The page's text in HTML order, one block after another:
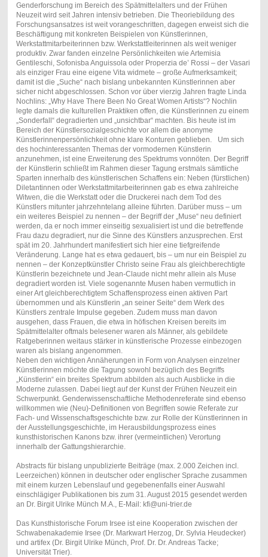
Genderforschung im Bereich des Spätmittelalters und der Frühen
Neuzeit wird seit Jahren intensiv betrieben. Die Theoriebildung des
Forschungsansatzes ist weit vorangeschritten, dagegen erweist sich die
Beschäftigung mit konkreten Beispielen von Künstlerinnen,
Werkstattmitarbeiterinnen bzw. Werkstattleiterinnen als weit weniger
produktiv. Zwar fanden einzelne Persönlichkeiten wie Artemisia
Gentileschi, Sofonisba Anguissola oder Properzia de’ Rossi – der Vasari
als einziger Frau eine eigene Vita widmete – große Aufmerksamkeit;
damit ist die „Suche“ nach bislang unbekannten Künstlerinnen aber
sicher nicht abgeschlossen. Schon vor über vierzig Jahren fragte Linda
Nochlins: „Why Have There Been No Great Women Artists“? Nochlin
legte damals die kulturellen Praktiken offen, die Künstlerinnen zu einem
„Sonderfall“ degradierten und „unsichtbar“ machten. Bis heute ist im
Bereich der Künstlersozialgeschichte vor allem die anonyme
Künstlerinnenpersönlichkeit ohne klare Konturen geblieben. Um sich
des hochinteressanten Themas der vormodernen Künstlerin
anzunehmen, ist eine Erweiterung des Spektrums vonnöten. Der Begriff
der Künstlerin schließt im Rahmen dieser Tagung erstmals sämtliche
Sparten innerhalb des künstlerischen Schaffens ein: Neben (fürstlichen)
Diletantinnen oder Werkstattmitarbeiterinnen gab es etwa zahlreiche
Witwen, die die Werkstatt oder die Druckerei nach dem Tod des
Künstlers mitunter jahrzehntelang alleine führten. Darüber muss – um
ein weiteres Beispiel zu nennen – der Begriff der „Muse“ neu definiert
werden, da er noch immer einseitig sexualisiert ist und die betreffende
Frau dazu degradiert, nur die Sinne des Künstlers anzusprechen. Erst
spät im 20. Jahrhundert manifestiert sich hier eine tiefgreifende
Veränderung. Lange hat es etwa gedauert, bis – um nur ein Beispiel zu
nennen – der Konzeptkünstler Christo seine Frau als gleichberechtigte
Künstlerin bezeichnete und Jean-Claude nicht mehr allein als Muse
degradiert worden ist. Viele sogenannte Musen haben vermutlich in
einer Art gleichberechtigtem Schaffensprozess einen aktiven Part
übernommen und als Künstlerin „an seiner Seite“ dem Werk des
Künstlers zentrale Impulse gegeben. Zudem muss man davon
ausgehen, dass Frauen, die etwa in höfischen Kreisen bereits im
Spätmittelalter oftmals belesener waren als Männer, als gebildete
Ratgeberinnen weitaus stärker in künstlerische Prozesse einbezogen
waren als bislang angenommen.
Neben den wichtigen Annäherungen in Form von Analysen einzelner
Künstlerinnen möchte die Tagung sowohl bezüglich des Begriffs
„Künstlerin“ ein breites Spektrum abbilden als auch Ausblicke in die
Moderne zulassen. Dabei liegt auf der Kunst der Frühen Neuzeit ein
Schwerpunkt. Genderwissenschaftliche Methodenreferate sind ebenso
willkommen wie (Neu)-Definitionen von Begriffen sowie Referate zur
Fach- und Wissenschaftsgeschichte bzw. zur Rolle der Künstlerinnen in
der Ausstellungsgeschichte, im Herausbildungsprozess eines
kunsthistorischen Kanons bzw. ihrer (vermeintlichen) Verortung
innerhalb der Gattungshierarchie.
Abstracts für bislang unpublizierte Beiträge (max. 2.000 Zeichen incl.
Leerzeichen) können in deutscher oder englischer Sprache zusammen
mit einem kurzen Lebenslauf und gegebenenfalls einer Auswahl
einschlägiger Publikationen bis zum 31. August 2015 gesendet werden
an Dr. Birgit Ulrike Münch M.A., E-Mail: kfi@uni-trier.de
Das Kunsthistorische Forum Irsee ist eine Kooperation zwischen der
Schwabenakademie Irsee (Dr. Markwart Herzog, Dr. Sylvia Heudecker)
und artifex (Dr. Birgit Ulrike Münch, Prof. Dr. Dr. Andreas Tacke;
Universität Trier).